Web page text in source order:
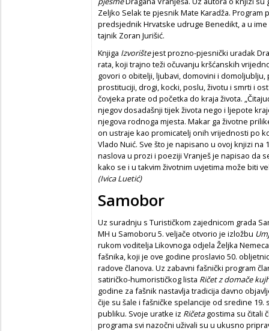
Zeljko Selak te pjesnik Mate Karadža. Program
predsjednik Hrvatske udruge Benedikt, a u
tajnik Zoran Jurišić.
Knjiga Izvorištejest prozno-pjesnički uradak
rata, koji trajno teži očuvanju kršćanskih
govori o obitelji, ljubavi, domovini i
prostituciji, drogi, kocki, poslu, životu i smrti i
čovjeka prate od početka do kraja života.
njegov dosadašnji tijek života nego i ljepote
njegova rodnoga mjesta. Makar ga životne
on ustraje kao promicatelj onih vrijednosti po
Vlado Nuić. Sve što je napisano u ovoj knjizi
naslova u prozi i poeziji Vranješ je napisao da
kako se i u takvim životnim uvjetima može biti
(Ivica Luetić)
Samobor
Uz suradnju s Turističkom zajednicom grada
MH u Samoboru 5. veljače otvorio je izložbu
rukom voditelja Likovnoga odjela Željka
fašnika, koji je ove godine proslavio 50.
radove članova. Uz zabavni fašnički program
satiričko-humorističkog lista Ričet z domače
godine za fašnik nastavlja tradicija davno
čije su šale i fašničke spelancije od sredine
publiku. Svoje uratke iz Ričetagostima su čitali
programa svi nazočni uživali su u ukusno